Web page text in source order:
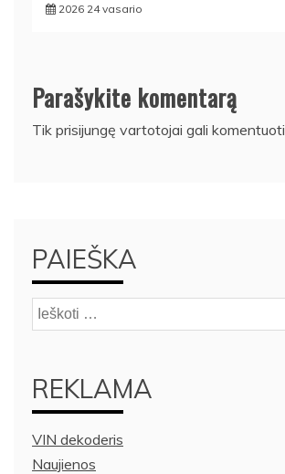
2026 24 vasario
Parašykite komentarą
Tik prisijungę vartotojai gali komentuoti.
PAIEŠKA
Ieškoti:
REKLAMA
VIN dekoderis
Naujienos